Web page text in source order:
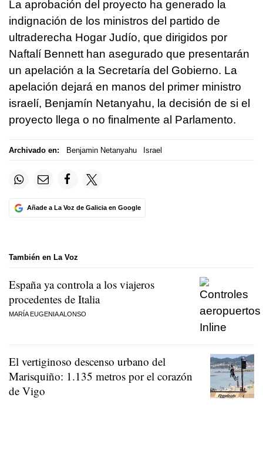
La aprobación del proyecto ha generado la
indignación de los ministros del partido de
ultraderecha Hogar Judío, que dirigidos por
Naftalí Bennett han asegurado que presentarán
un apelación a la Secretaría del Gobierno. La
apelación dejará en manos del primer ministro
israelí, Benjamín Netanyahu, la decisión de si el
proyecto llega o no finalmente al Parlamento.
Archivado en: Benjamin Netanyahu Israel
Añade a La Voz de Galicia en Google
También en La Voz
España ya controla a los viajeros
procedentes de Italia
MARÍA EUGENIA ALONSO
El vertiginoso descenso urbano del
Marisquiño: 1.135 metros por el corazón
de Vigo